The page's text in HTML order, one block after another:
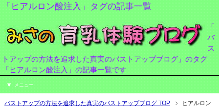
「ヒアルロン酸注入」タグの記事一覧
「
バ
ス
トアップの方法を追求した真実のバストアップブログ」のタグ
「ヒアルロン酸注入」の記事一覧です
メニュー
バストアップの方法を追求した真実のバストアップブログ TOP
ヒアルロン